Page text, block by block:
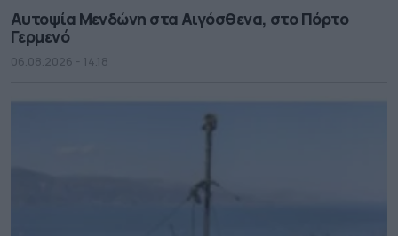
Αυτοψία Μενδώνη στα Αιγόσθενα, στο Πόρτο
Γερμενό
06.08.2026 - 14.18